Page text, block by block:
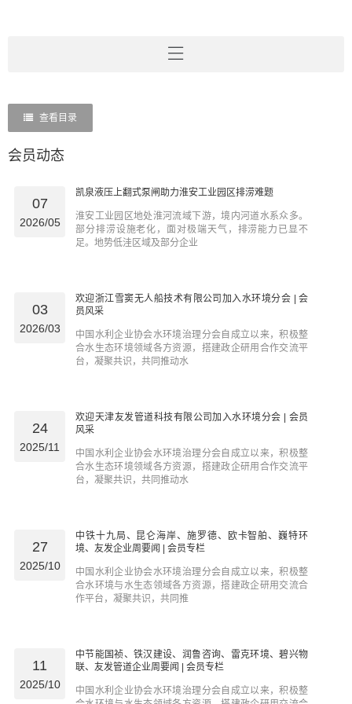
查看目录
会员动态
07
2026/05
凯泉液压上翻式泵闸助力淮安工业园区排涝难题
淮安工业园区地处淮河流域下游，境内河道水系众多。
部分排涝设施老化，面对极端天气，排涝能力已显不
足。地势低洼区域及部分企业
03
2026/03
欢迎浙江雪窦无人船技术有限公司加入水环境分会 | 会
员风采
中国水利企业协会水环境治理分会自成立以来，积极整
合水生态环境领域各方资源，搭建政企研用合作交流平
台，凝聚共识，共同推动水
24
2025/11
欢迎天津友发管道科技有限公司加入水环境分会 | 会员
风采
中国水利企业协会水环境治理分会自成立以来，积极整
合水生态环境领域各方资源，搭建政企研用合作交流平
台，凝聚共识，共同推动水
27
2025/10
中铁十九局、昆仑海岸、施罗德、欧卡智舶、巍特环
境、友发企业周要闻 | 会员专栏
中国水利企业协会水环境治理分会自成立以来，积极整
合水环境与水生态领域各方资源，搭建政企研用交流合
作平台，凝聚共识，共同推
11
2025/10
中节能国祯、铁汉建设、润鲁咨询、雷克环境、碧兴物
联、友发管道企业周要闻 | 会员专栏
中国水利企业协会水环境治理分会自成立以来，积极整